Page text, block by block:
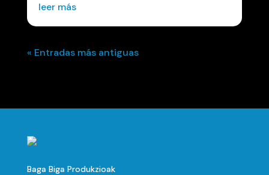
leer más
« Entradas más antiguas
Baga Biga Produkzioak